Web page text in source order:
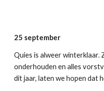
25 september
Quies is alweer winterklaar.
onderhouden en alles
dit jaar, laten we hopen dat